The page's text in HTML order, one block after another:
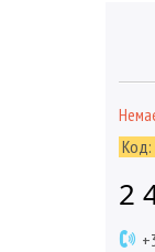
Код:
2